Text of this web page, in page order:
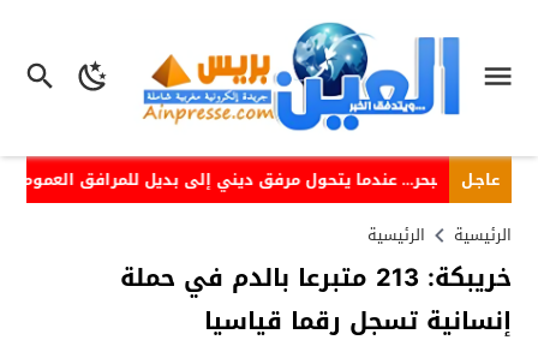
عاجـل
البحر… عندما يتحول مرفق ديني إلى بديل للمرافق العمومية
الرئيسية
الرئيسية
خريبكة: 213 متبرعا بالدم في حملة
إنسانية تسجل رقما قياسيا